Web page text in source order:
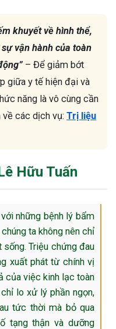
khuyết về hình thể,
vận hành của toàn
– Để giảm bớt
giữa y tế hiện đại và
năng là vô cùng cần
các dịch vụ: Trị liệu
Hữu Tuấn
những bệnh lý bẩm
ta không nên chỉ
sống. Triệu chứng đau
xuất phát từ chính vị
của việc kinh lạc toàn
lo xử lý phần ngọn,
tức thời mà bỏ qua
tạng thận và dưỡng